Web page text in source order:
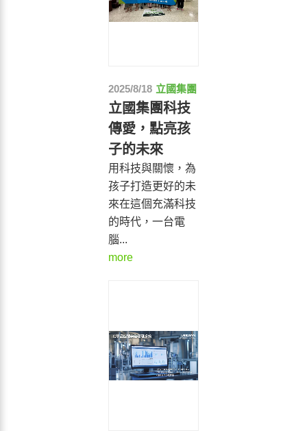
2025/8/18 立國集團
立國集團科技
傳愛，點亮孩
子的未來
用科技與關懷，為
孩子打造更好的未
來在這個充滿科技
的時代，一台電
腦...
more